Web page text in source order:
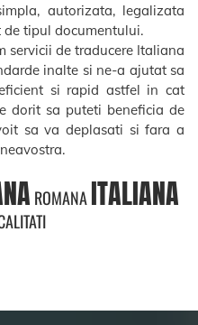
autorizata, legalizata
tipul documentului.
servicii de traducere Italiana
inalte si ne-a ajutat sa
si rapid astfel in cat
dorit sa puteti beneficia de
sa va deplasati si fara a
ROMANAITALIANA